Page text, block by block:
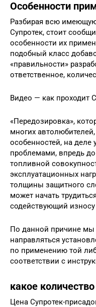
Особенности
Разбирая всю
Супротек, стоит
особенности их
подобный класс
«правильности»
ответственное,
Видео — как проходит
«Передозировка»,
многих
особенностей, на деле
проблемами, впредь
топливной
эксплуатационных
толщины защитного
может начать
содействующий износу
По данной причине мы
направляться
по применению той
соответствии с
какое
Цена Супротек-